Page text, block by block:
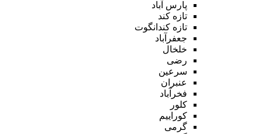
پارس آباد
تازه کند
تازه کندانگوت
جعفرآباد
خلخال
رضی
سرعین
عنبران
فخرآباد
کلور
کوراییم
گرمی